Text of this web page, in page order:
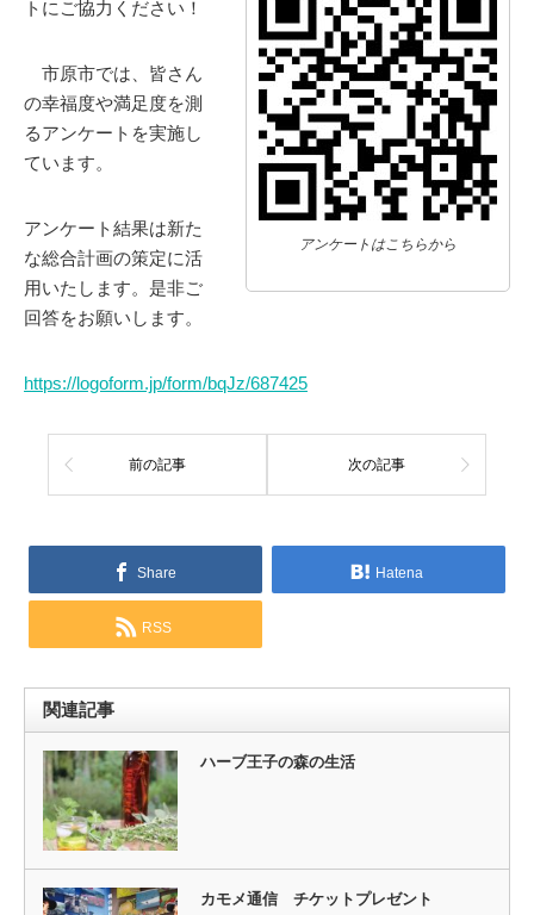
アンケートはこちらから
トにご協力ください！
市原市では、皆さん
の幸福度や満足度を測
るアンケートを実施し
ています。
アンケート結果は新た
な総合計画の策定に活
用いたします。是非ご
回答をお願いします。
https://logoform.jp/form/bqJz/687425
前の記事 次の記事
Share Hatena
RSS
関連記事
ハーブ王子の森の生活
カモメ通信 チケットプレゼント